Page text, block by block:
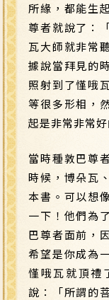
所緣，都能生
尊者就說了：
瓦大師就非常
據說當拜見的
照射到了慬哦
等很多形相，
起是非常非常
當時種敦巴尊
時候，博朵瓦
本書。可以想
一下！他們為
巴尊者面前，
希望是你成為
慬哦瓦就頂禮
說：「所謂的